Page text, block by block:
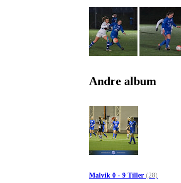
Andre album
Malvik 0 - 9 Tiller (28)